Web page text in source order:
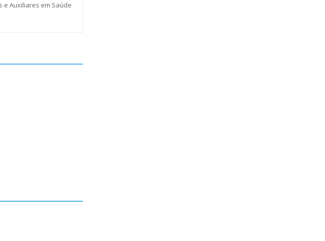
Auxiliares em Saúde